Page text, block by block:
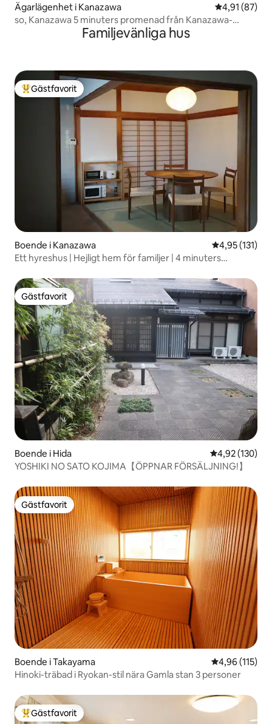
Ägarlägenhet i Kanazawa 4,91 av 5 i
4,91 (87)
so, Kanazawa 5 minuters promenad från Kanazawa-
stationen | Residenshotell för långtidsvistelse, japansk
Familjevänliga hus
Populär gästfavorit
Gästfavorit
Boende i Kanazawa 4,95 av 5 i
4,95 (131)
Ett hyreshus | Hejligt hem för familjer | 4 minuters
personer
Gästfavorit
Gästfavorit
Boende i Hida 4,92 av 5 i
4,92 (130)
YOSHIKI NO SATO KOJIMA【ÖPPNAR FÖRSÄLJNING!】
Gästfavorit
Gästfavorit
Boende i Takayama 4,96 av 5 i
4,96 (115)
Hinoki-träbad i Ryokan-stil nära Gamla stan 3 personer
Populär gästfavorit
Gästfavorit